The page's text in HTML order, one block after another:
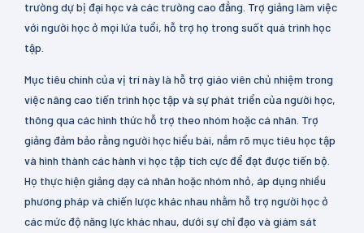
trường dự bị đại học và các trường cao đẳng. Trợ giảng làm việc
với người học ở mọi lứa tuổi, hỗ trợ họ trong suốt quá trình học
tập.
Mục tiêu chính của vị trí này là hỗ trợ giáo viên chủ nhiệm trong
việc nâng cao tiến trình học tập và sự phát triển của người học,
thông qua các hình thức hỗ trợ theo nhóm hoặc cá nhân. Trợ
giảng đảm bảo rằng người học hiểu bài, nắm rõ mục tiêu học tập
và hình thành các hành vi học tập tích cực để đạt được tiến bộ.
Họ thực hiện giảng dạy cá nhân hoặc nhóm nhỏ, áp dụng nhiều
phương pháp và chiến lược khác nhau nhằm hỗ trợ người học ở
các mức độ năng lực khác nhau, dưới sự chỉ đạo và giám sát